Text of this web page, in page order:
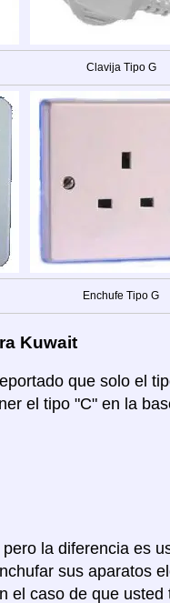
Clavija Tipo G
Enchufe Tipo G
Kuwait
que solo el
el tipo "C" en la
la diferencia es
sus aparatos
el caso de que